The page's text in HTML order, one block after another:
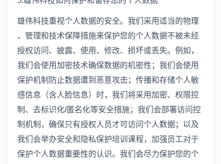
雄伟科技重视个人数据的安全。我们采用适当的物理
、管理和技术保障措施来保护您的个人数据不被未经
授权访问、披露、使用、修改、损坏或丢失。例如，
我们会使用加密技术确保数据的机密性；我们会使用
保护机制防止数据遭到恶意攻击；传播和存储个人敏
感信息（含人脸信息）时，我们将采用加密、权限控
制、去标识化/匿名化等安全措施；我们会部署访问控
制机制，确保只有授权人员才可访问个人数据；以及
我们会举办安全和隐私保护培训课程，加强员工对于
保护个人数据重要性的认识。我们会尽力保护您的个